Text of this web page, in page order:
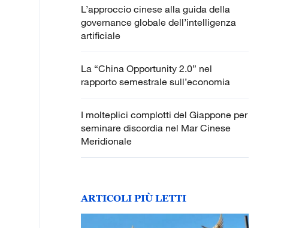
L’approccio cinese alla guida della
governance globale dell’intelligenza
artificiale
La “China Opportunity 2.0” nel
rapporto semestrale sull’economia
I molteplici complotti del Giappone per
seminare discordia nel Mar Cinese
Meridionale
ARTICOLI PIÙ LETTI